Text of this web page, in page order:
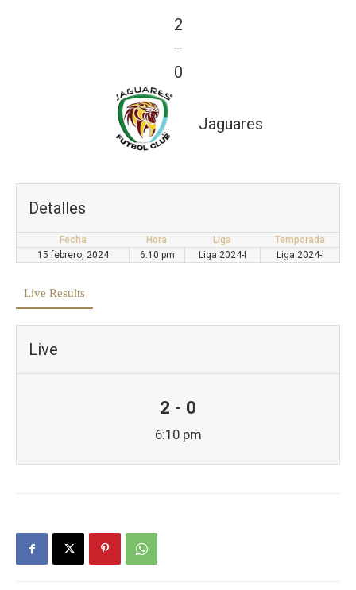
2
—
0
Jaguares
Detalles
Fecha Hora Liga
Temporada
15 febrero, 2024
6:10 pm Liga 2024-I Liga 2024-I
Live Results
Live
2 - 0
6:10 pm